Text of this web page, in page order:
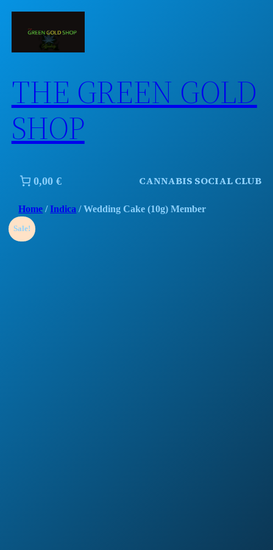
Skip
THE GREEN GOLD
SHOP
0,00 € CANNABIS SOCIAL CLUB
Home /Indica / Wedding Cake (10g) Member
Sale!